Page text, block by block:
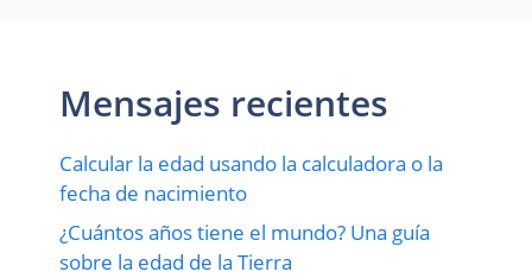
Mensajes recientes
Calcular la edad usando la calculadora o la
fecha de nacimiento
¿Cuántos años tiene el mundo? Una guía
sobre la edad de la Tierra